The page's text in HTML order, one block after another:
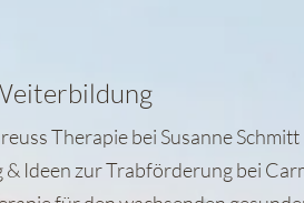
Therapie bei Susanne Schmitt
& Ideen zur Trabförderung bei